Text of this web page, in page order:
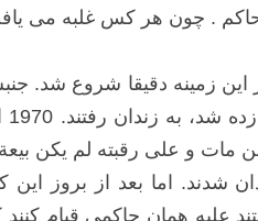
. چون هر کس غلبه می
و علی رقبته لم یکن
شدند. اما بعد از بروز
همان حاکمی قیام کنند